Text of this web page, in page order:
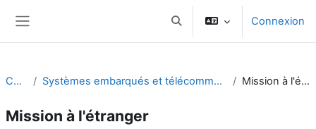
Activer/désactiver la saisie
Connexion
Cours Systèmes embarqués et télécommunications (SET) Mission à l'étranger
Mission à l'étranger